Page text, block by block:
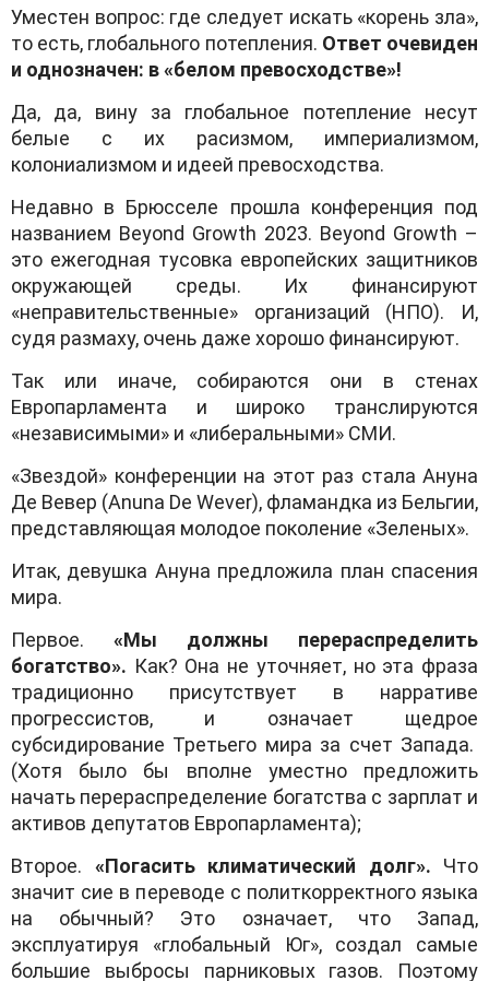
Уместен вопрос: где следует искать «корень зла»,
то есть, глобального потепления. Ответ очевиден
и однозначен: в «белом превосходстве»!
Да, да, вину за глобальное потепление несут
белые с их расизмом, империализмом,
колониализмом и идеей превосходства.
Недавно в Брюсселе прошла конференция под
названием Beyond Growth 2023. Beyond Growth –
это ежегодная тусовка европейских защитников
окружающей среды. Их финансируют
«неправительственные» организаций (НПО). И,
судя размаху, очень даже хорошо финансируют.
Так или иначе, собираются они в стенах
Европарламента и широко транслируются
«независимыми» и «либеральными» СМИ.
«Звездой» конференции на этот раз стала Ануна
Де Вевер (Anuna De Wever), фламандка из Бельгии,
представляющая молодое поколение «Зеленых».
Итак, девушка Ануна предложила план спасения
мира.
Первое. «Мы должны перераспределить
богатство». Как? Она не уточняет, но эта фраза
традиционно присутствует в нарративе
прогрессистов, и означает щедрое
субсидирование Третьего мира за счет Запада.
(Хотя было бы вполне уместно предложить
начать перераспределение богатства с зарплат и
активов депутатов Европарламента);
Второе. «Погасить климатический долг». Что
значит сие в переводе с политкорректного языка
на обычный? Это означает, что Запад,
эксплуатируя «глобальный Юг», создал самые
большие выбросы парниковых газов. Поэтому